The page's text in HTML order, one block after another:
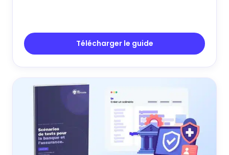
Télécharger le guide